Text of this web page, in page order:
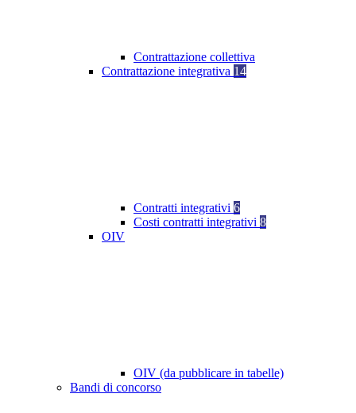
Contrattazione collettiva
Contrattazione integrativa 14
Contratti integrativi 6
Costi contratti integrativi 8
OIV
OIV (da pubblicare in tabelle)
Bandi di concorso